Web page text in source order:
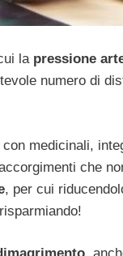
la pressione
numero di
medicinali,
che
, per cui